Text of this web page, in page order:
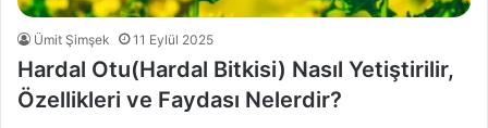
Ümit Şimşek 11 Eylül 2025
Hardal Otu(Hardal Bitkisi) Nasıl Yetiştirilir,
Özellikleri ve Faydası Nelerdir?